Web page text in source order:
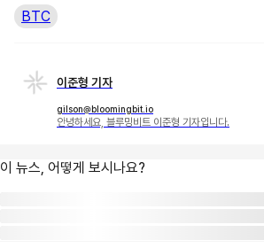
BTC
이준형 기자
gilson@bloomingbit.io
안녕하세요, 블루밍비트 이준형 기자입니다.
이 뉴스, 어떻게 보시나요?